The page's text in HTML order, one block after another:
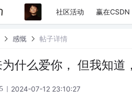
社区活动 赢在CSDN
感慨 帖子详情
什么爱你， 但我知道
2024-07-12 23:10:27